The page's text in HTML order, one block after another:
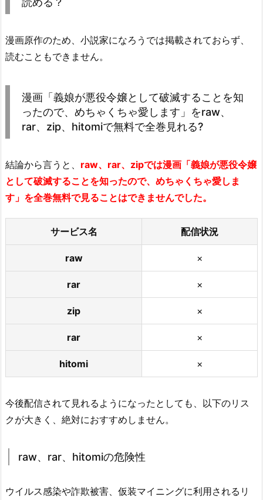
漫画原作のため、小説家になろうでは掲載されておらず、
読むこともできません。
漫画「義娘が悪役令嬢として破滅することを知
ったので、めちゃくちゃ愛します」をraw、
rar、zip、hitomiで無料で全巻見れる?
結論から言うと、 raw、rar、zipでは漫画「義娘が悪役令嬢
として破滅することを知ったので、めちゃくちゃ愛しま
す」を全巻無料で見ることはできませんでした。
サービス名 配信状況
raw ×
rar ×
zip ×
rar ×
hitomi ×
今後配信されて見れるようになったとしても、以下のリス
クが大きく、絶対におすすめしません。
raw、rar、hitomiの危険性
ウイルス感染や詐欺被害、仮装マイニングに利用されるリ